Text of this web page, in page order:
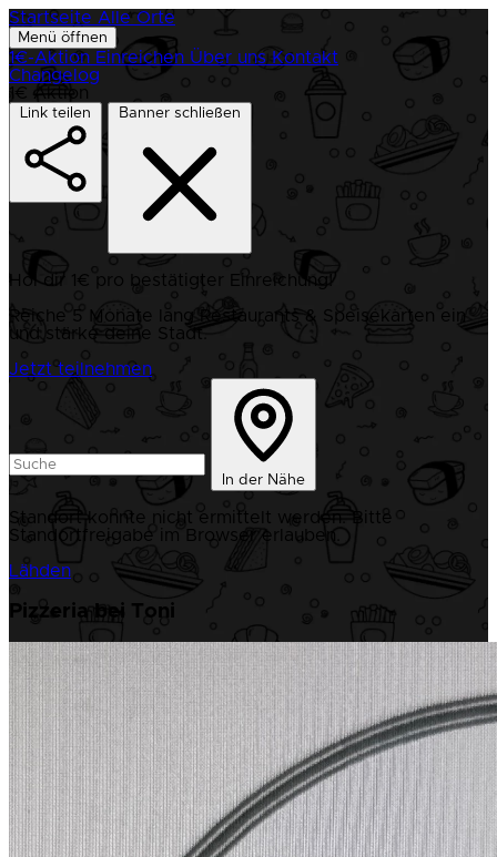
Startseite Alle Orte
Menü öffnen
1€-Aktion Einreichen Über uns Kontakt
Changelog
1€ Aktion
Link teilen Banner schließen
Hol dir 1€ pro bestätigter Einreichung!
Reiche 5 Monate lang Restaurants & Speisekarten ein
und stärke deine Stadt.
Jetzt teilnehmen
In der Nähe
Standort konnte nicht ermittelt werden. Bitte
Standortfreigabe im Browser erlauben.
Lähden
Pizzeria bei Toni